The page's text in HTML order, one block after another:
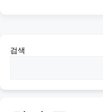
검색